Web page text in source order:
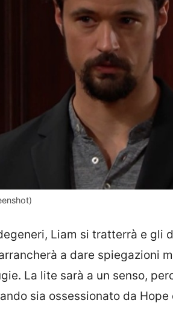
Liam si tratterrà e gli
a dare spiegazioni
La lite sarà a un senso,
sia ossessionato da